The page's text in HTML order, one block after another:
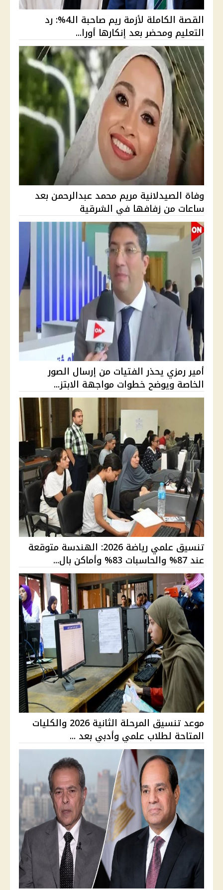
القصة الكاملة لأزمة ريم صاحبة الـ4%: رد
التعليم ومحضر بعد إنكارها أورا...
وفاة الصيدلانية مريم محمد عبدالرحمن بعد
ساعات من زفافها في الشرقية
أمير رمزي يحذر الفتيات من إرسال الصور
الخاصة ويوضح خطوات مواجهة الابتز...
تنسيق علمي رياضة 2026: الهندسة متوقعة
عند 87% والحاسبات 83% وأماكن بال...
موعد تنسيق المرحلة الثانية 2026 والكليات
المتاحة لطلاب علمي وأدبي بعد ...